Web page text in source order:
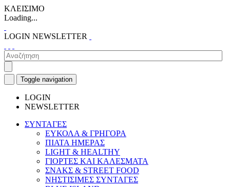
ΚΛΕΙΣΙΜΟ
Loading...
LOGIN NEWSLETTER
Toggle navigation
LOGIN
NEWSLETTER
ΣΥΝΤΑΓΕΣ
ΕΥΚΟΛΑ & ΓΡΗΓΟΡΑ
ΠΙΑΤΑ ΗΜΕΡΑΣ
LIGHT & HEALTHY
ΓΙΟΡΤΕΣ ΚΑΙ ΚΑΛΕΣΜΑΤΑ
ΣΝΑΚΣ & STREET FOOD
ΝΗΣΤΙΣΙΜΕΣ ΣΥΝΤΑΓΕΣ